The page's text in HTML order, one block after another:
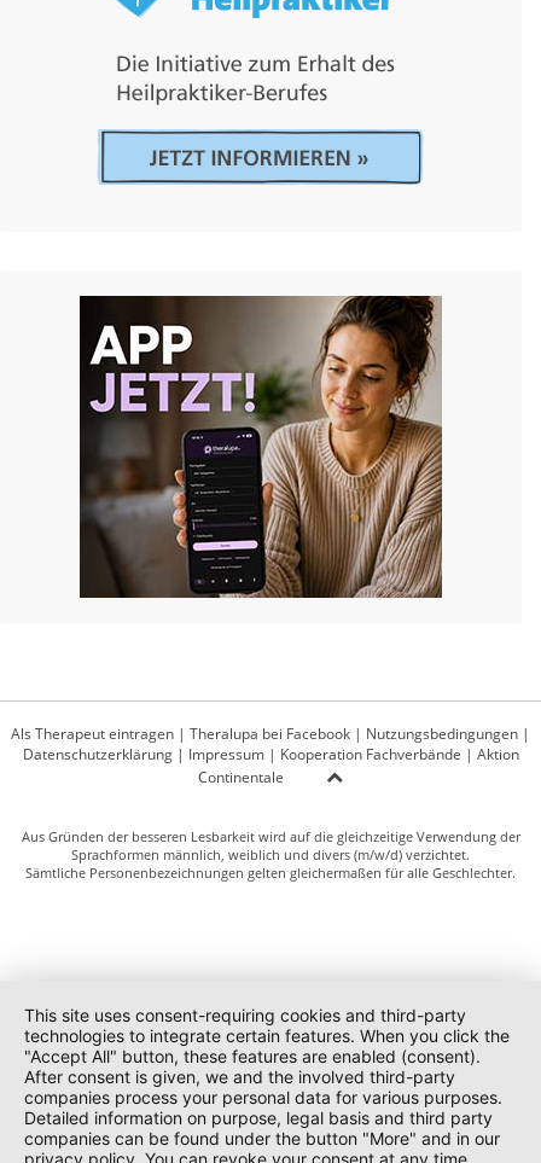
Als Therapeut eintragen | Theralupa bei Facebook | Nutzungsbedingungen |
Datenschutzerklärung| Impressum| Kooperation Fachverbände | Aktion
Continentale
Aus Gründen der besseren Lesbarkeit wird auf die gleichzeitige Verwendung der
Sprachformen männlich, weiblich und divers (m/w/d) verzichtet.
Sämtliche Personenbezeichnungen gelten gleichermaßen für alle Geschlechter.
This site uses consent-requiring cookies and third-party
technologies to integrate certain features. When you click the
"Accept All" button, these features are enabled (consent).
After consent is given, we and the involved third-party
companies process your personal data for various purposes.
Detailed information on purpose, legal basis and third party
companies can be found under the button "More" and in our
privacy policy. You can revoke your consent at any time.